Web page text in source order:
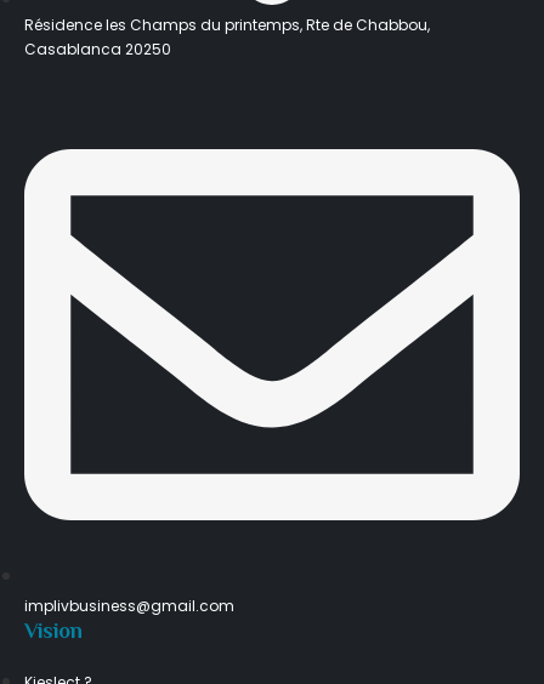
Résidence les Champs du printemps, Rte de Chabbou,
Casablanca 20250
implivbusiness@gmail.com
Vision